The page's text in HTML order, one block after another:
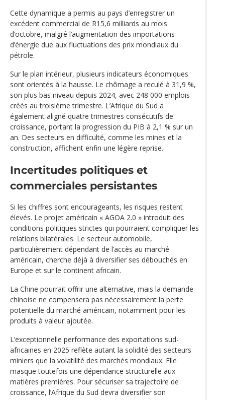
Cette dynamique a permis au pays d’enregistrer un
excédent commercial de R15,6 milliards au mois
d’octobre, malgré l’augmentation des importations
d’énergie due aux fluctuations des prix mondiaux du
pétrole.
Sur le plan intérieur, plusieurs indicateurs économiques
sont orientés à la hausse. Le chômage a reculé à 31,9 %,
son plus bas niveau depuis 2024, avec 248 000 emplois
créés au troisième trimestre. L’Afrique du Sud a
également aligné quatre trimestres consécutifs de
croissance, portant la progression du PIB à 2,1 % sur un
an. Des secteurs en difficulté, comme les mines et la
construction, affichent enfin une légère reprise.
Incertitudes politiques et
commerciales persistantes
Si les chiffres sont encourageants, les risques restent
élevés. Le projet américain « AGOA 2.0 » introduit des
conditions politiques strictes qui pourraient compliquer les
relations bilatérales. Le secteur automobile,
particulièrement dépendant de l’accès au marché
américain, cherche déjà à diversifier ses débouchés en
Europe et sur le continent africain.
La Chine pourrait offrir une alternative, mais la demande
chinoise ne compensera pas nécessairement la perte
potentielle du marché américain, notamment pour les
produits à valeur ajoutée.
L’exceptionnelle performance des exportations sud-
africaines en 2025 reflète autant la solidité des secteurs
miniers que la volatilité des marchés mondiaux. Elle
masque toutefois une dépendance structurelle aux
matières premières. Pour sécuriser sa trajectoire de
croissance, l’Afrique du Sud devra diversifier son